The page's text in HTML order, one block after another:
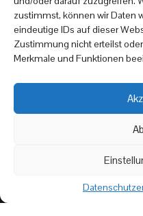
zustimmst, können wir Daten
eindeutige IDs auf dieser
Zustimmung nicht erteilst
Merkmale und Funktionen
Preisen, die
und Stil
noch heute und
sich wohlfühlen!
Copyright ©